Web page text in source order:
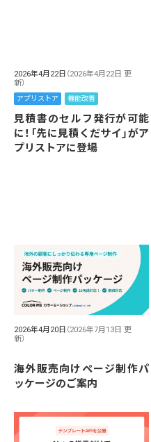
2026年4月22日 （2026年4月22日 更
新）
アプリストア 機能改善
見積書のセルフ発行が可能
に！「先に見積くだサイ」がア
プリストアに登場
2026年4月20日 （2026年7月13日 更
新）
海外販売向けページ制作パ
ッケージのご案内